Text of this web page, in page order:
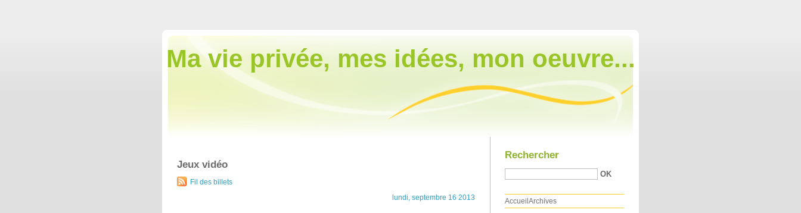
Ma vie privée, mes idées, mon oeuvre...
Jeux vidéo
Fil des billets
lundi, septembre 16 2013
Rechercher
Accueil Archives